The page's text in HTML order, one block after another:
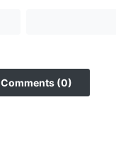
(0)